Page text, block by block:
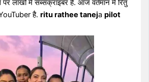
लाखों में सब्सक्राइबर हैं. आज वर्तमान में रितु
YouTuber है.ritu rathee tanejapilot